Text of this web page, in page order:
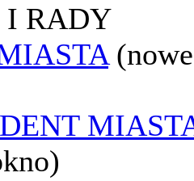
I RADY
(nowe